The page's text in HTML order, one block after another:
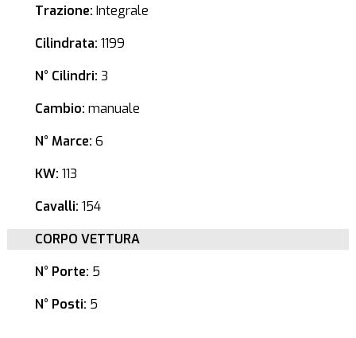
Trazione: Integrale
Cilindrata: 1199
N° Cilindri: 3
Cambio: manuale
N° Marce: 6
KW: 113
Cavalli: 154
CORPO VETTURA
N° Porte: 5
N° Posti: 5